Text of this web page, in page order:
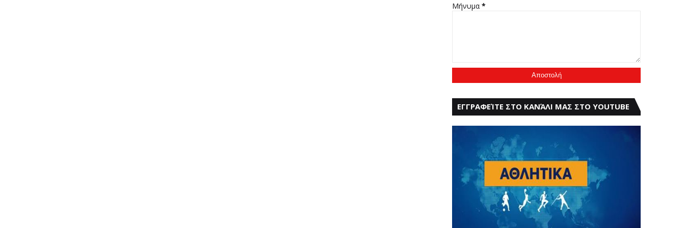
Μήνυμα *
ΕΓΓΡΑΦΕΊΤΕ ΣΤΟ ΚΑΝΆΛΙ ΜΑΣ ΣΤΟ YOUTUBE